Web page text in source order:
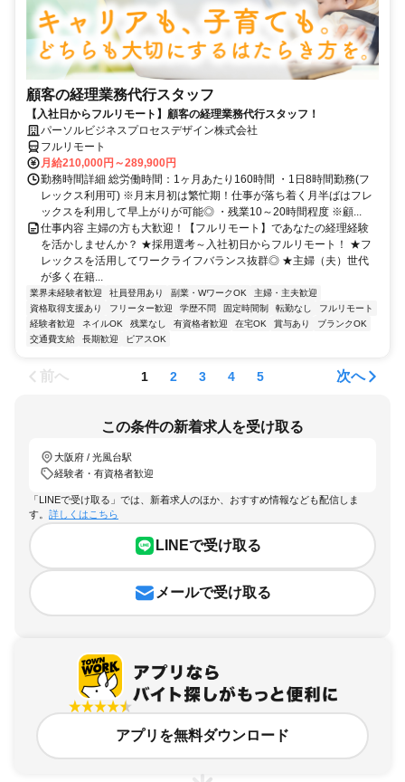
顧客の経理業務代行スタッフ
【入社日からフルリモート】顧客の経理業務代行スタッフ！
パーソルビジネスプロセスデザイン株式会社
フルリモート
月給210,000円～289,900円
勤務時間詳細 総労働時間：1ヶ月あたり160時間 ・1日8時間勤務(フ
レックス利用可) ※月末月初は繁忙期！仕事が落ち着く月半ばはフレ
ックスを利用して早上がりが可能◎ ・残業10～20時間程度 ※顧...
仕事内容 主婦の方も大歓迎！【フルリモート】であなたの経理経験
を活かしませんか？ ★採用選考～入社初日からフルリモート！ ★フ
レックスを活用してワークライフバランス抜群◎ ★主婦（夫）世代
が多く在籍...
業界未経験者歓迎 社員登用あり 副業・WワークOK
主婦・主夫歓迎
資格取得支援あり
フリーター歓迎 学歴不問 固定時間制 転勤なし
フルリモート
経験者歓迎
ネイルOK 残業なし 有資格者歓迎 在宅OK 賞与あり
ブランクOK
交通費支給
長期歓迎 ピアスOK
前へ 1 2 3 4 5 次へ
この条件の新着求人を受け取る
大阪府 / 光風台駅
経験者・有資格者歓迎
「LINEで受け取る」では、新着求人のほか、おすすめ情報なども配信しま
す。 詳しくはこちら
LINEで受け取る
メールで受け取る
アプリを無料ダウンロード